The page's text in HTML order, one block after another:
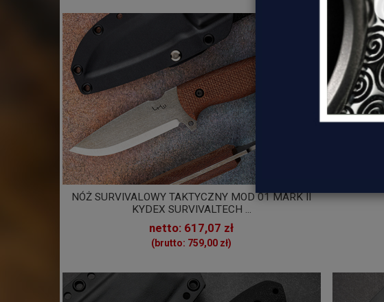
NÓŻ SURVIVALOWY TAKTYCZNY MOD 01 MARK II
KYDEX SURVIVALTECH ...
netto: 617,07 zł
(brutto: 759,00 zł)